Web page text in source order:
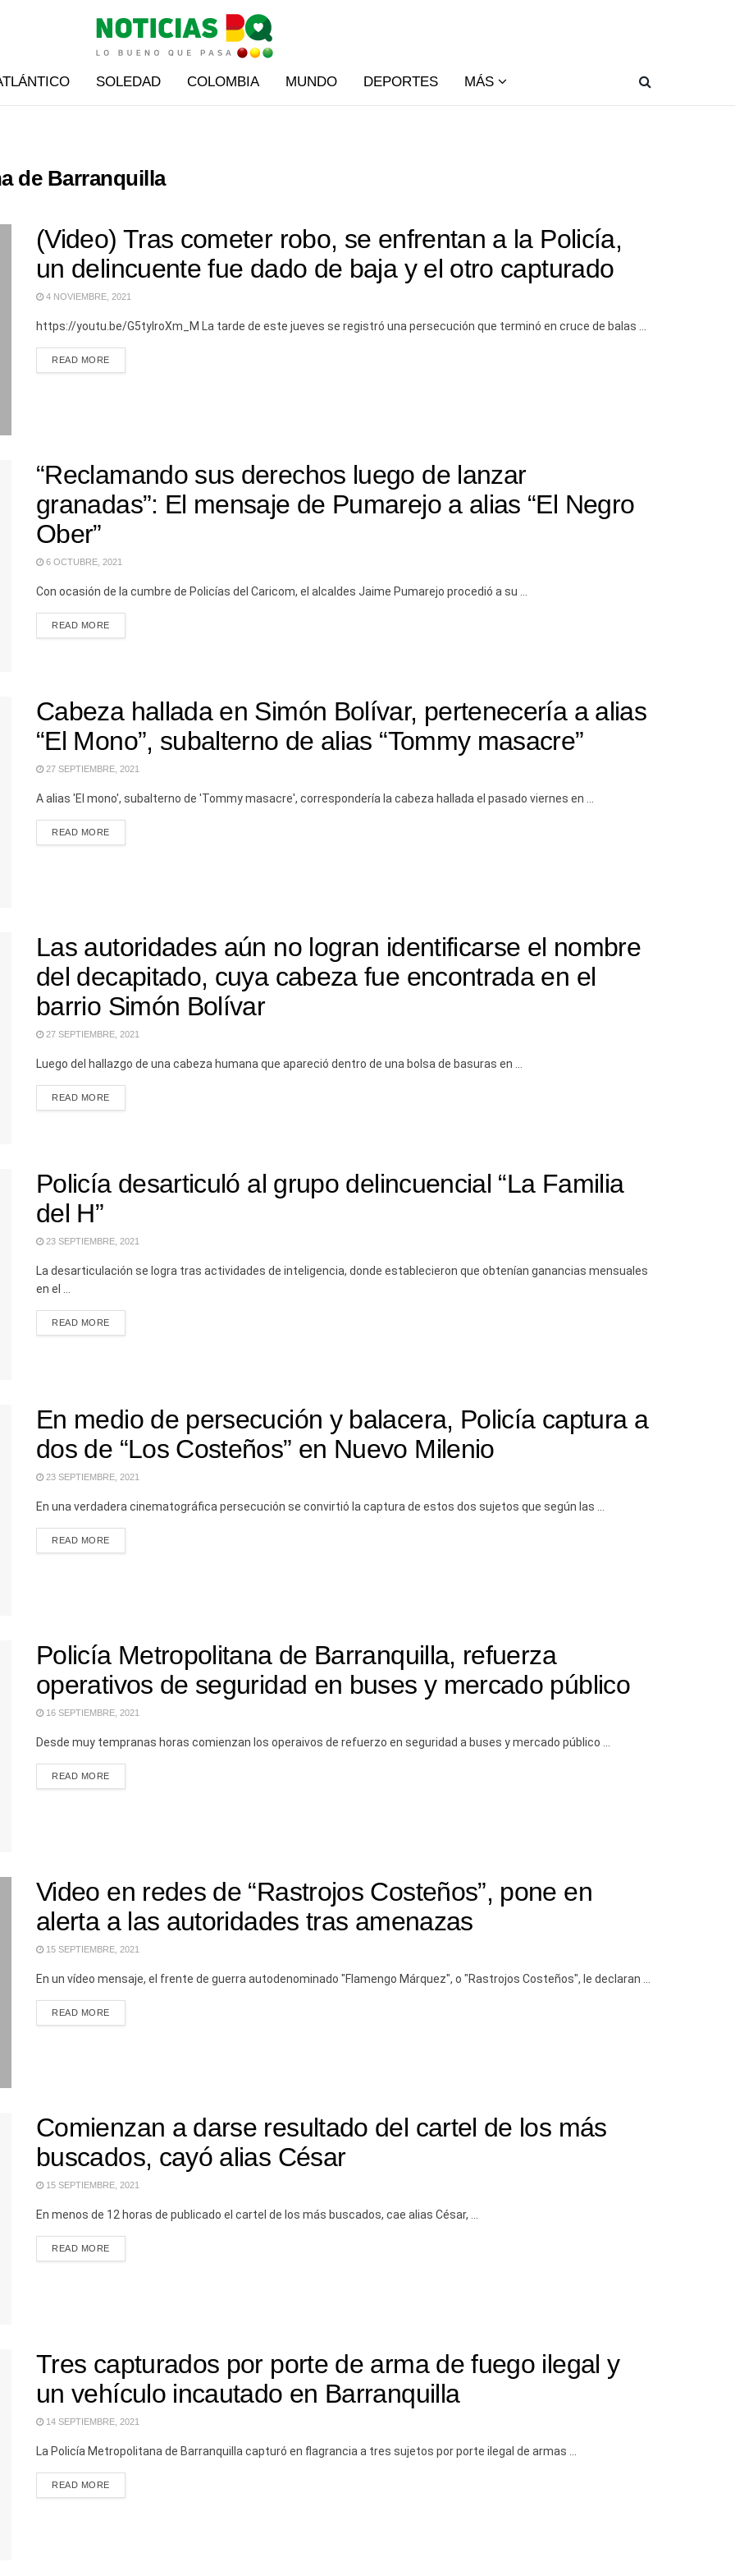
SOLEDAD COLOMBIA MUNDO DEPORTES MÁS
de Barranquilla
(Video) Tras cometer robo, se enfrentan a la Policía,
un delincuente fue dado de baja y el otro capturado
4 NOVIEMBRE, 2021
https://youtu.be/G5tyIroXm_M La tarde de este jueves se registró una persecución que terminó en cruce de balas ...
READ MORE
“Reclamando sus derechos luego de lanzar
granadas”: El mensaje de Pumarejo a alias “El Negro
Ober”
6 OCTUBRE, 2021
Con ocasión de la cumbre de Policías del Caricom, el alcaldes Jaime Pumarejo procedió a su ...
READ MORE
Cabeza hallada en Simón Bolívar, pertenecería a alias
“El Mono”, subalterno de alias “Tommy masacre”
27 SEPTIEMBRE, 2021
A alias 'El mono', subalterno de 'Tommy masacre', correspondería la cabeza hallada el pasado viernes en ...
READ MORE
Las autoridades aún no logran identificarse el nombre
del decapitado, cuya cabeza fue encontrada en el
barrio Simón Bolívar
27 SEPTIEMBRE, 2021
Luego del hallazgo de una cabeza humana que apareció dentro de una bolsa de basuras en ...
READ MORE
Policía desarticuló al grupo delincuencial “La Familia
del H”
23 SEPTIEMBRE, 2021
La desarticulación se logra tras actividades de inteligencia, donde establecieron que obtenían ganancias mensuales
en el ...
READ MORE
En medio de persecución y balacera, Policía captura a
dos de “Los Costeños” en Nuevo Milenio
23 SEPTIEMBRE, 2021
En una verdadera cinematográfica persecución se convirtió la captura de estos dos sujetos que según las ...
READ MORE
Policía Metropolitana de Barranquilla, refuerza
operativos de seguridad en buses y mercado público
16 SEPTIEMBRE, 2021
Desde muy tempranas horas comienzan los operaivos de refuerzo en seguridad a buses y mercado público ...
READ MORE
Video en redes de “Rastrojos Costeños”, pone en
alerta a las autoridades tras amenazas
15 SEPTIEMBRE, 2021
En un vídeo mensaje, el frente de guerra autodenominado "Flamengo Márquez", o "Rastrojos Costeños", le declaran ...
READ MORE
Comienzan a darse resultado del cartel de los más
buscados, cayó alias César
15 SEPTIEMBRE, 2021
En menos de 12 horas de publicado el cartel de los más buscados, cae alias César, ...
READ MORE
Tres capturados por porte de arma de fuego ilegal y
un vehículo incautado en Barranquilla
14 SEPTIEMBRE, 2021
La Policía Metropolitana de Barranquilla capturó en flagrancia a tres sujetos por porte ilegal de armas ...
READ MORE